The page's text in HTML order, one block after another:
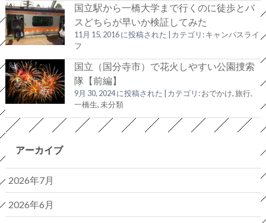
国立駅から一橋大学まで行くのに徒歩とバ
スどちらが早いか検証してみた
11月 15, 2016 に投稿された カテゴリ:キャンパスライ
フ
国立（国分寺市）で花火しやすい公園捜索
隊【前編】
9月 30, 2024 に投稿された カテゴリ:おでかけ, 旅行,
一橋生, 未分類
アーカイブ
2026年7月
2026年6月